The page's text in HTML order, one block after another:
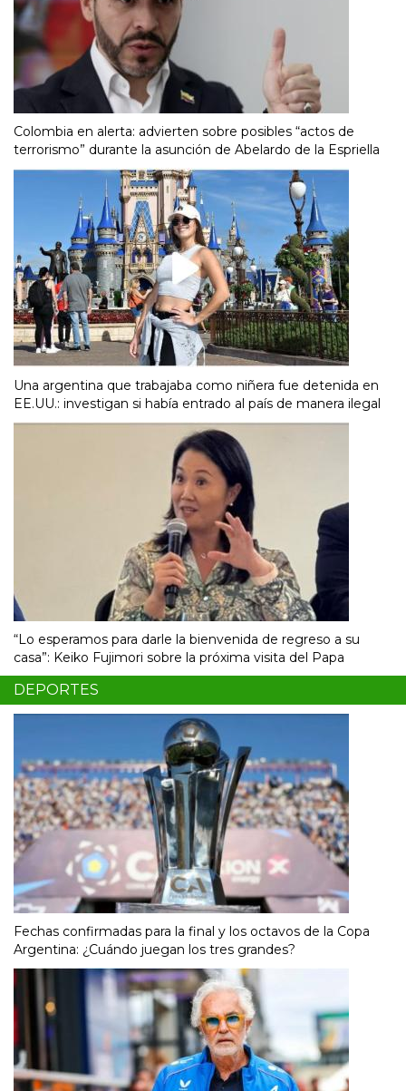
Colombia en alerta: advierten sobre posibles “actos de
terrorismo” durante la asunción de Abelardo de la Espriella
Una argentina que trabajaba como niñera fue detenida en
EE.UU.: investigan si había entrado al país de manera ilegal
“Lo esperamos para darle la bienvenida de regreso a su
casa”: Keiko Fujimori sobre la próxima visita del Papa
DEPORTES
Fechas confirmadas para la final y los octavos de la Copa
Argentina: ¿Cuándo juegan los tres grandes?